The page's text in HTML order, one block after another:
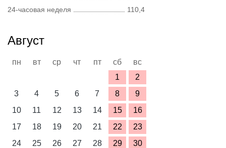
24-часовая неделя
110,4
Август
пн вт ср чт пт сб
вс
1
2
3
4 5 6 7 8
9
10
11 12 13 14 15
16
17
18 19 20 21 22
23
24
25 26 27 28 29
30